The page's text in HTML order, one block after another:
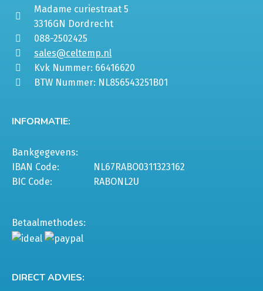
Madame curiestraat 5
3316GN Dordrecht
088-2502425
sales@celtemp.nl
Kvk Nummer: 66416620
BTW Nummer: NL856543251B01
INFORMATIE:
Bankgegevens:
IBAN Code:
NL67RABO0311323162
BIC Code:
RABONL2U
Betaalmethodes:
DIRECT ADVIES: